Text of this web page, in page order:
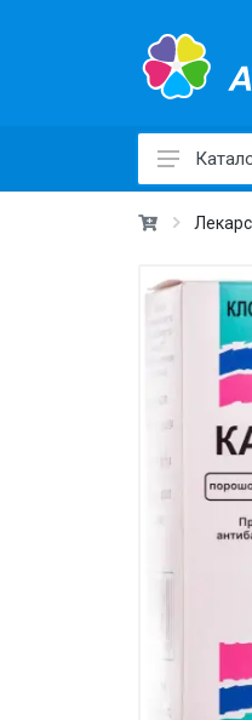
Лечебная
Красота и
Витамины
Для детей
Косметика